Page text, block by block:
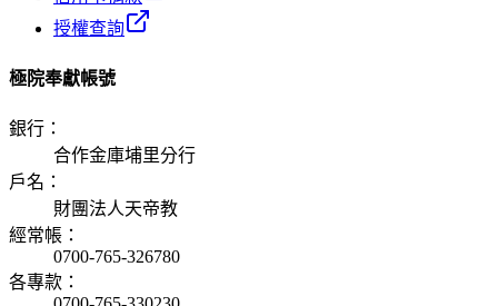
授權查詢
極院奉獻帳號
銀行 ：
合作金庫埔里分行
戶名 ：
財團法人天帝教
經常帳 ：
0700-765-326780
各專款 ：